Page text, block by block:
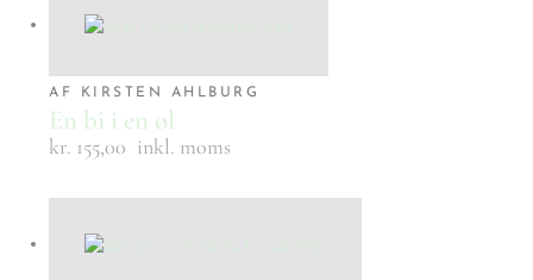
AF KIRSTEN AHLBURG
En bi i en øl
kr. 155,00 inkl. moms